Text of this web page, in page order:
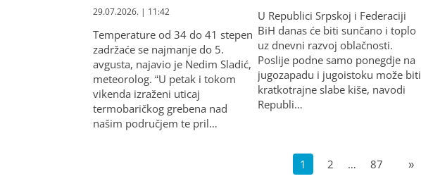
29.07.2026. | 11:42
Temperature od 34 do 41 stepen
zadržaće se najmanje do 5.
avgusta, najavio je Nedim Sladić,
meteorolog. “U petak i tokom
vikenda izraženi uticaj
termobaričkog grebena nad
našim područjem te pril…
U Republici Srpskoj i Federaciji
BiH danas će biti sunčano i toplo
uz dnevni razvoj oblačnosti.
Poslije podne samo ponegdje na
jugozapadu i jugoistoku može biti
kratkotrajne slabe kiše, navodi
Republi…
1 2 … 87 »